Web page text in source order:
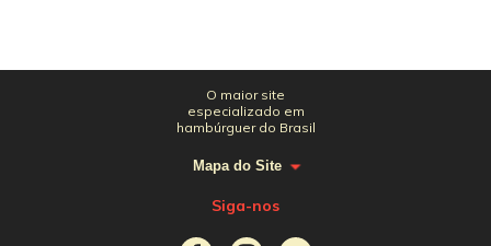
O maior site
especializado em
hambúrguer do Brasil
Mapa do Site
Siga-nos